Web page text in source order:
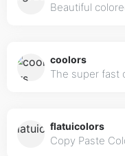
Beautiful
coolors
The super fast
flatuicolors
Copy Paste